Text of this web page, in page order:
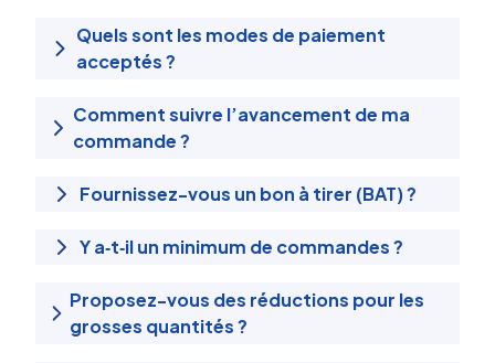
Quels sont les modes de paiement
acceptés ?
Comment suivre l’avancement de ma
commande ?
Fournissez-vous un bon à tirer (BAT) ?
Y a‑t‑il un minimum de commandes ?
Proposez-vous des réductions pour les
grosses quantités ?